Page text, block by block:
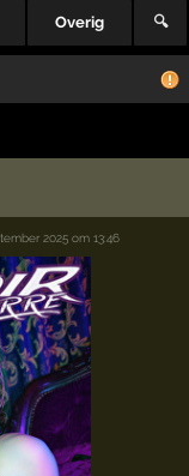
Overig 🔍
2025 om 13:46